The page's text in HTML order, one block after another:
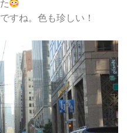
すね。色も珍しい！